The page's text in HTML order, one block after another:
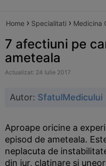
Home › Specialitati › Medicina
7 afectiuni pe
ameteala
Actualizat: 24 Iulie 2017
Autor: SfatulMedicului
Aproape oricine a
episod de ameteala.
neplacuta de
din jur, clatinare si